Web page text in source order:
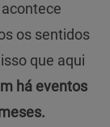
os sentidos
que aqui
há eventos